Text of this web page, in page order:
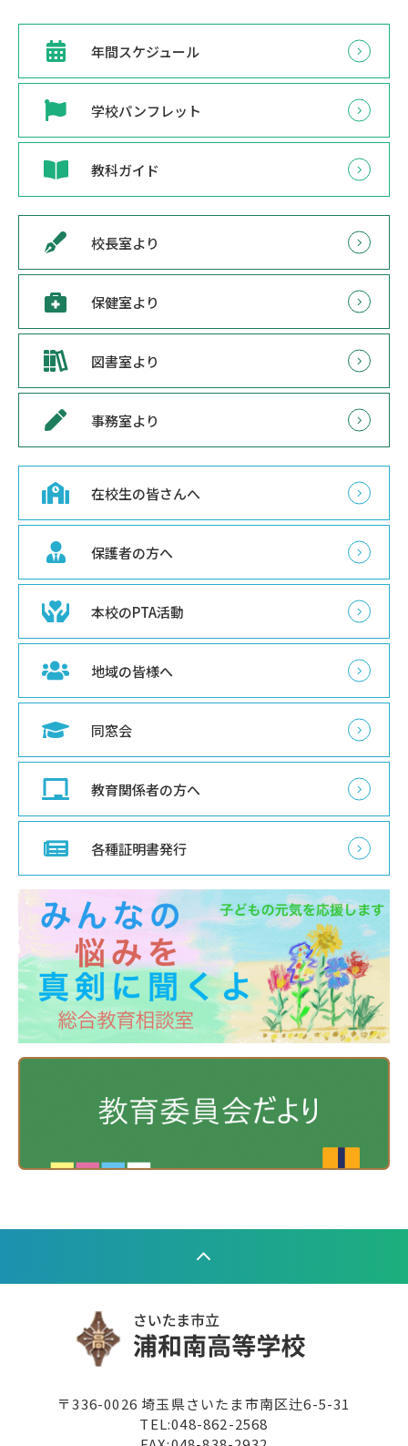
年間スケジュール
学校パンフレット
教科ガイド
校長室より
保健室より
図書室より
事務室より
在校生の皆さんへ
保護者の方へ
本校のPTA活動
地域の皆様へ
同窓会
教育関係者の方へ
各種証明書発行
〒336-0026 埼玉県さいたま市南区辻6-5-31
TEL:048-862-2568